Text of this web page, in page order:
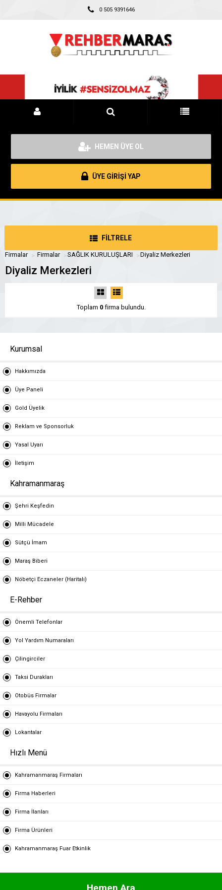
0 505 9391646
HEMEN ÜYE OL
ÜYE GİRİŞİ YAP
FİLTRELE
Firmalar Firmalar SAĞLIK KURULUŞLARI Diyaliz Merkezleri
Diyaliz Merkezleri
Toplam 0firma bulundu.
Kurumsal
Hakkımızda
Üye Paneli
Gold Üyelik
Reklam ve Sponsorluk
Yasal Uyarı
İletişim
Kahramanmaraş
Şehri Keşfedin
Milli Mücadele
Sütçü İmam
Maraş Biberi
Nöbetçi Eczaneler (Haritalı)
E-Rehber
Önemli Telefonlar
Yol Yardım Numaraları
Çilingirciler
Taksi Durakları
Otobüs Firmalar
Havayolu Firmaları
Lokantalar
Hızlı Menü
Kahramanmaraş Firmaları
Firma Haberleri
Firma İlanları
Firma Ürünleri
Kahramanmaraş Fuar Etkinlik
Hemen Ara